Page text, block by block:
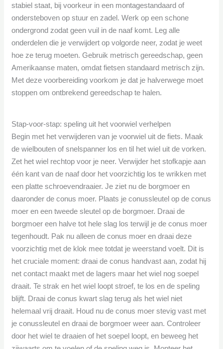
stabiel staat, bij voorkeur in een montagestandaard of
ondersteboven op stuur en zadel. Werk op een schone
ondergrond zodat geen vuil in de naaf komt. Leg alle
onderdelen die je verwijdert op volgorde neer, zodat je weet
hoe ze terug moeten. Gebruik metrisch gereedschap, geen
Amerikaanse maten, omdat fietsen standaard metrisch zijn.
Met deze voorbereiding voorkom je dat je halverwege moet
stoppen om ontbrekend gereedschap te halen.
Stap-voor-stap: speling uit het voorwiel verhelpen
Begin met het verwijderen van je voorwiel uit de fiets. Maak
de wielbouten of snelspanner los en til het wiel uit de vorken.
Zet het wiel rechtop voor je neer. Verwijder het stofkapje aan
één kant van de naaf door het voorzichtig los te wrikken met
een platte schroevendraaier. Je ziet nu de borgmoer en
daaronder de conus moer. Plaats je conussleutel op de conus
moer en een tweede sleutel op de borgmoer. Draai de
borgmoer een halve tot hele slag los terwijl je de conus moer
tegenhoudt. Pak nu alleen de conus moer en draai deze
voorzichtig met de klok mee totdat je weerstand voelt. Dit is
het cruciale moment: draai de conus handvast aan, zodat hij
net contact maakt met de lagers maar het wiel nog soepel
draait. Te strak en het wiel loopt stroef, te los en de speling
blijft. Draai de conus kwart slag terug als het wiel niet
helemaal vrij draait. Houd nu de conus moer stevig vast met
je conussleutel en draai de borgmoer weer aan. Controleer
door het wiel te draaien of het soepel loopt, en beweeg het